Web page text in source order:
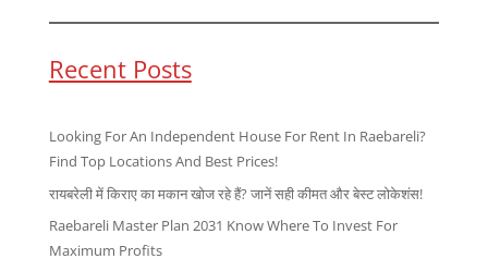
Recent Posts
Looking For An Independent House For Rent In Raebareli?
Find Top Locations And Best Prices!
रायबरेली में किराए का मकान खोज रहे हैं? जानें सही कीमत और बेस्ट लोकेशंस!
Raebareli Master Plan 2031 Know Where To Invest For
Maximum Profits